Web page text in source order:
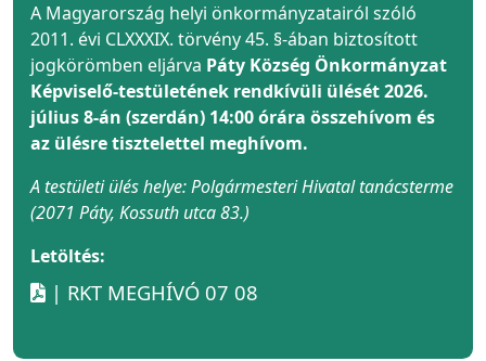
A Magyarország helyi önkormányzatairól szóló
2011. évi CLXXXIX. törvény 45. §-ában biztosított
jogkörömben eljárva Páty Község Önkormányzat
Képviselő-testületének rendkívüli ülését 2026.
július 8-án (szerdán) 14:00 órára összehívom és
az ülésre tisztelettel meghívom.
A testületi ülés helye: Polgármesteri Hivatal tanácsterme
(2071 Páty, Kossuth utca 83.)
Letöltés:
| RKT MEGHÍVÓ 07 08